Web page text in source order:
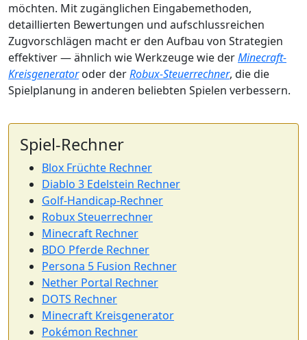
möchten. Mit zugänglichen Eingabemethoden,
detaillierten Bewertungen und aufschlussreichen
Zugvorschlägen macht er den Aufbau von Strategien
effektiver — ähnlich wie Werkzeuge wie derMinecraft-
Kreisgeneratoroder derRobux-Steuerrechner, die die
Spielplanung in anderen beliebten Spielen verbessern.
Spiel-Rechner
Blox Früchte Rechner
Diablo 3 Edelstein Rechner
Golf-Handicap-Rechner
Robux Steuerrechner
Minecraft Rechner
BDO Pferde Rechner
Persona 5 Fusion Rechner
Nether Portal Rechner
DOTS Rechner
Minecraft Kreisgenerator
Pokémon Rechner